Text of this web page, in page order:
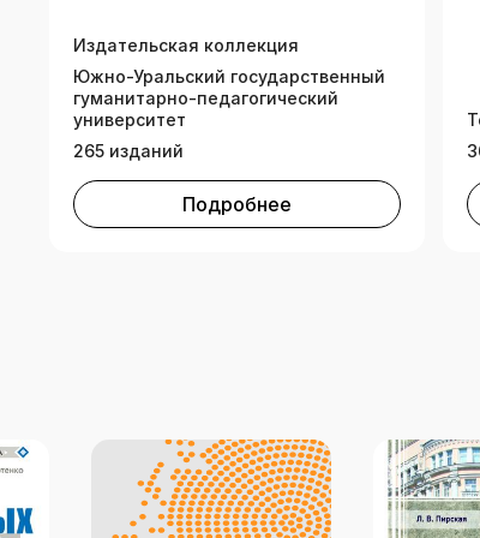
Издательская коллекция
Южно-Уральский государственный
гуманитарно-педагогический
университет
265 изданий
Подробнее